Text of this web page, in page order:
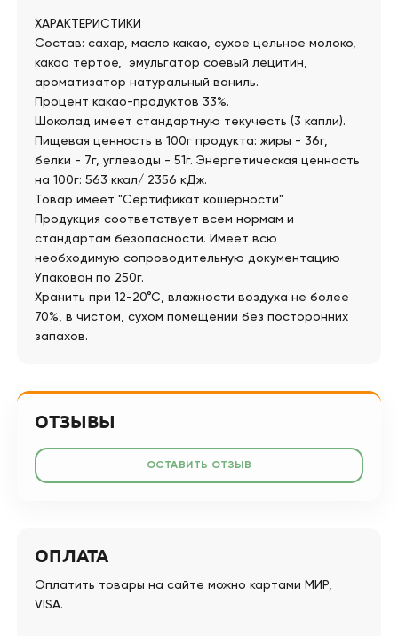
ХАРАКТЕРИСТИКИ
Состав: сахар, масло какао, сухое цельное молоко,
какао тертое, эмульгатор соевый лецитин,
ароматизатор натуральный ваниль.
Процент какао-продуктов 33%.
Шоколад имеет стандартную текучесть (3 капли).
Пищевая ценность в 100г продукта: жиры - 36г,
белки - 7г, углеводы - 51г. Энергетическая ценность
на 100г: 563 ккал/ 2356 кДж.
Товар имеет "Сертификат кошерности"
Продукция соответствует всем нормам и
стандартам безопасности. Имеет всю
необходимую сопроводительную документацию
Упакован по 250г.
Хранить при 12-20°С, влажности воздуха не более
70%, в чистом, сухом помещении без посторонних
запахов.
ОТЗЫВЫ
ОСТАВИТЬ ОТЗЫВ
ОПЛАТА
Оплатить товары на сайте можно картами МИР,
VISA.